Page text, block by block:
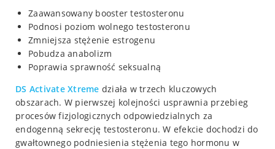
Zaawansowany booster testosteronu
Podnosi poziom wolnego testosteronu
Zmniejsza stężenie estrogenu
Pobudza anabolizm
Poprawia sprawność seksualną
DS Activate Xtreme działa w trzech kluczowych
obszarach. W pierwszej kolejności usprawnia przebieg
procesów fizjologicznych odpowiedzialnych za
endogenną sekrecję testosteronu. W efekcie dochodzi do
gwałtownego podniesienia stężenia tego hormonu w